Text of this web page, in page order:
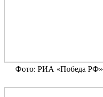
Фото: РИА «Победа РФ»